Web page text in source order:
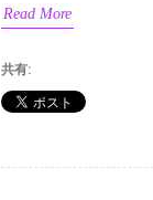
Read More
共有: